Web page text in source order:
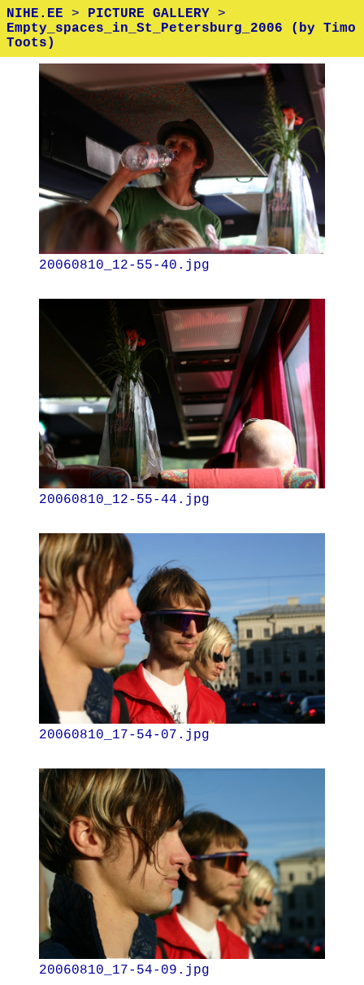
NIHE.EE > PICTURE GALLERY
>
Empty_spaces_in_St_Petersburg_2006 (by Timo
Toots)
20060810_12-55-40.jpg
20060810_12-55-44.jpg
20060810_17-54-07.jpg
20060810_17-54-09.jpg